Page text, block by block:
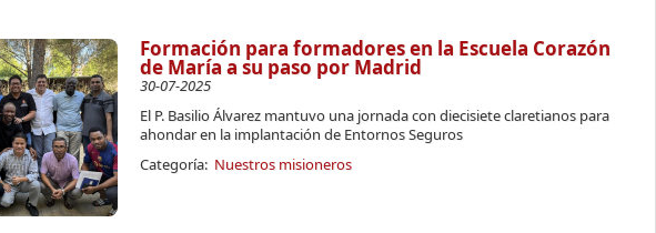
Formación para formadores en la Escuela Corazón
de María a su paso por Madrid
30-07-2025
El P. Basilio Álvarez mantuvo una jornada con diecisiete claretianos para
ahondar en la implantación de Entornos Seguros
Categoría: Nuestros misioneros